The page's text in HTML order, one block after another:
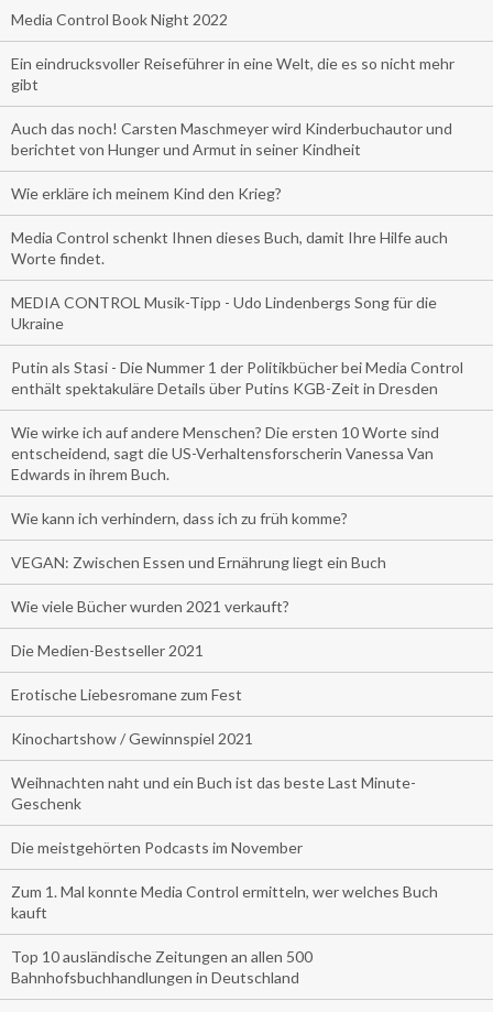
Media Control Book Night 2022
Ein eindrucksvoller Reiseführer in eine Welt, die es so nicht mehr
gibt
Auch das noch! Carsten Maschmeyer wird Kinderbuchautor und
berichtet von Hunger und Armut in seiner Kindheit
Wie erkläre ich meinem Kind den Krieg?
Media Control schenkt Ihnen dieses Buch, damit Ihre Hilfe auch
Worte findet.
MEDIA CONTROL Musik-Tipp - Udo Lindenbergs Song für die
Ukraine
Putin als Stasi - Die Nummer 1 der Politikbücher bei Media Control
enthält spektakuläre Details über Putins KGB-Zeit in Dresden
Wie wirke ich auf andere Menschen? Die ersten 10 Worte sind
entscheidend, sagt die US-Verhaltensforscherin Vanessa Van
Edwards in ihrem Buch.
Wie kann ich verhindern, dass ich zu früh komme?
VEGAN: Zwischen Essen und Ernährung liegt ein Buch
Wie viele Bücher wurden 2021 verkauft?
Die Medien-Bestseller 2021
Erotische Liebesromane zum Fest
Kinochartshow / Gewinnspiel 2021
Weihnachten naht und ein Buch ist das beste Last Minute-
Geschenk
Die meistgehörten Podcasts im November
Zum 1. Mal konnte Media Control ermitteln, wer welches Buch
kauft
Top 10 ausländische Zeitungen an allen 500
Bahnhofsbuchhandlungen in Deutschland